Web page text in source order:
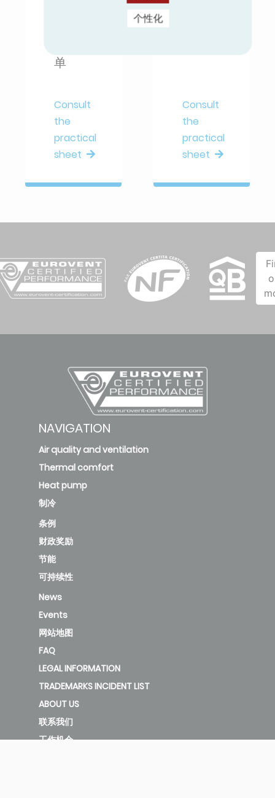
单
Consult
the
practical
sheet
Consult
the
practical
sheet
NAVIGATION
Air quality and ventilation
Thermal comfort
Heat pump
制冷
条例
财政奖励
节能
可持续性
News
Events
网站地图
FAQ
LEGAL INFORMATION
TRADEMARKS INCIDENT LIST
ABOUT US
联系我们
工作机会
个性化